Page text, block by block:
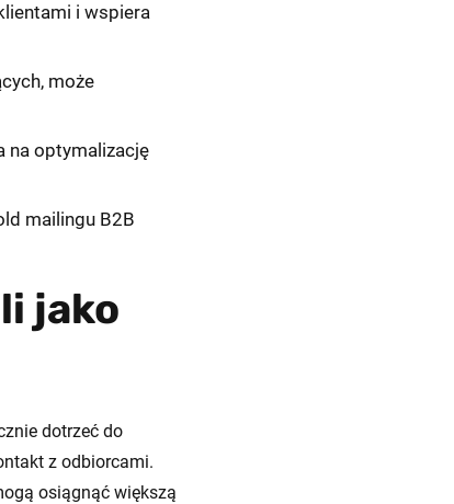
i wspiera
może
na optymalizację
mailingu B2B
jako
dotrzeć do
z odbiorcami.
osiągnąć większą